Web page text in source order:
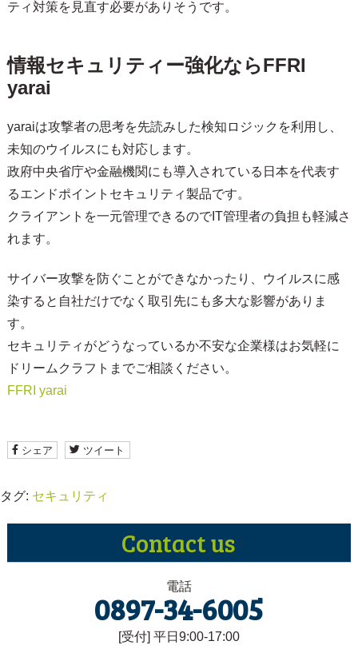
ティ対策を見直す必要がありそうです。
情報セキュリティー強化ならFFRI
yarai
yaraiは攻撃者の思考を先読みした検知ロジックを利用し、
未知のウイルスにも対応します。
政府中央省庁や金融機関にも導入されている日本を代表す
るエンドポイントセキュリティ製品です。
クライアントを一元管理できるのでIT管理者の負担も軽減さ
れます。
サイバー攻撃を防ぐことができなかったり、ウイルスに感
染すると自社だけでなく取引先にも多大な影響がありま
す。
セキュリティがどうなっているか不安な企業様はお気軽に
ドリームクラフトまでご相談ください。
FFRI yarai
シェア ツイート
タグ: セキュリティ
Contactus
電話
0897-34-6005
[受付] 平日9:00-17:00